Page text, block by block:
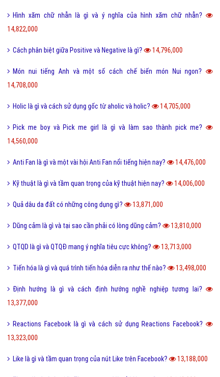
Hình xăm chữ nhẫn là gì và ý nghĩa của hình xăm chữ nhẫn?
14,822,000
Cách phân biệt giữa Positive và Negative là gì? 14,796,000
Món nui tiếng Anh và một số cách chế biến món Nui ngon?
14,708,000
Holic là gì và cách sử dụng gốc từ aholic và holic? 14,705,000
Pick me boy và Pick me girl là gì và làm sao thành pick me?
14,560,000
Anti Fan là gì và một vài hội Anti Fan nổi tiếng hiện nay? 14,476,000
Kỹ thuật là gì và tầm quan trọng của kỹ thuật hiện nay? 14,006,000
Quả dâu da đất có những công dụng gì? 13,871,000
Dũng cảm là gì và tại sao cần phải có lòng dũng cảm? 13,810,000
QTQD là gì và QTQĐ mang ý nghĩa tiêu cực không? 13,713,000
Tiến hóa là gì và quá trình tiến hóa diễn ra như thế nào? 13,498,000
Định hướng là gì và cách định hướng nghề nghiệp tương lai?
13,377,000
Reactions Facebook là gì và cách sử dụng Reactions Facebook?
13,323,000
Like là gì và tầm quan trọng của nút Like trên Facebook? 13,188,000